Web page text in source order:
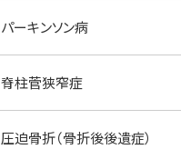
パーキンソン病
脊柱菅狭窄症
圧迫骨折（骨折後後遺症）